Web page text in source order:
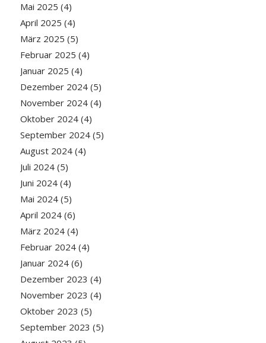
Mai 2025 (4)
April 2025 (4)
März 2025 (5)
Februar 2025 (4)
Januar 2025 (4)
Dezember 2024(5)
November 2024(4)
Oktober 2024(4)
September 2024(5)
August 2024(4)
Juli 2024(5)
Juni 2024(4)
Mai 2024(5)
April 2024(6)
März 2024(4)
Februar 2024(4)
Januar 2024(6)
Dezember 2023 (4)
November 2023 (4)
Oktober 2023 (5)
September 2023 (5)